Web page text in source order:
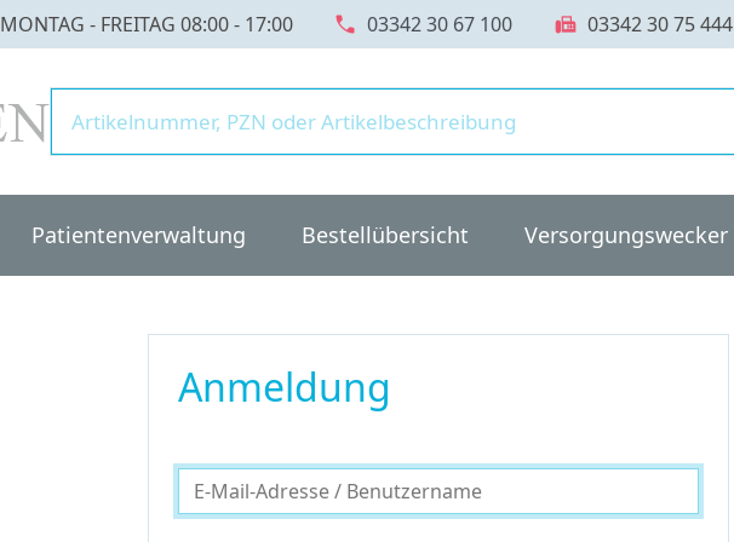
MONTAG - FREITAG 08:00 - 17:00 call 03342 30 67 100 fax 03342 30 75 444
Patientenverwaltung Bestellübersicht Versorgungswecker
Anmeldung